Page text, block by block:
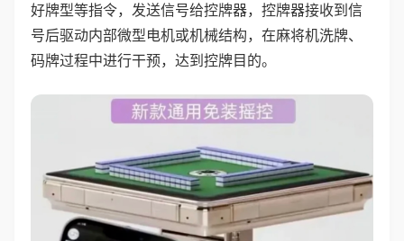
好牌型等指令，发送信号给控牌器，控牌器接收到信
号后驱动内部微型电机或机械结构，在麻将机洗牌、
码牌过程中进行干预，达到控牌目的。